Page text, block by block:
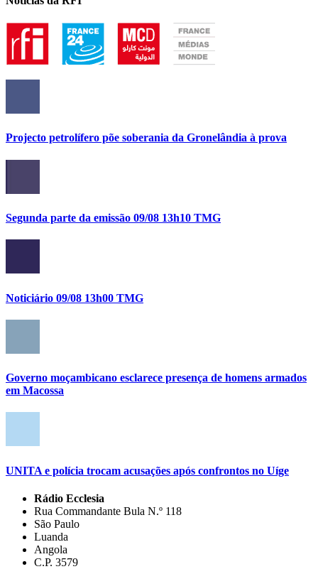
Projecto petrolífero põe soberania da Gronelândia à prova
Segunda parte da emissão 09/08 13h10 TMG
Noticiário 09/08 13h00 TMG
Governo moçambicano esclarece presença de homens armados
em Macossa
UNITA e polícia trocam acusações após confrontos no Uíge
Rádio Ecclesia
Rua Commandante Bula N.º 118
São Paulo
Luanda
Angola
C.P. 3579